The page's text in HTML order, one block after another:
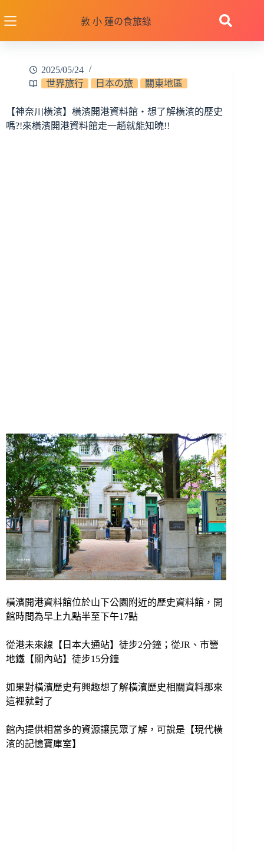
至
敦 小 蓮の食旅錄
2025/05/24
世界旅行
日本の旅 關東地區
【神奈川橫濱】橫濱開港資料館‧想了解橫濱的歷史
嗎?!來橫濱開港資料館走一趟就能知曉!!
橫濱開港資料館位於山下公園附近的歷史資料館，開
館時間為早上九點半至下午17點
從港未來線【日本大通站】徒步2分鐘；從JR、市營
地鐵【關內站】徒步15分鐘
如果對橫濱歷史有興趣想了解橫濱歷史相關資料那來
這裡就對了
館內提供相當多的資源讓民眾了解， 可說是【現代橫
濱的記憶寶庫室】